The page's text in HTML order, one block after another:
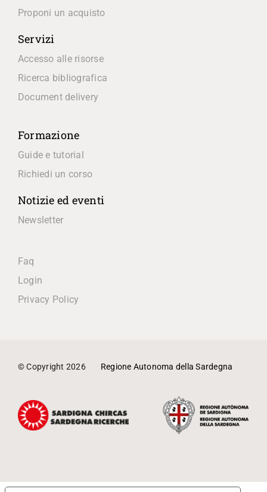
Proponi un acquisto
Servizi
Accesso alle risorse
Ricerca bibliografica
Document delivery
Formazione
Guide e tutorial
Richiedi un corso
Notizie ed eventi
Newsletter
Faq
Login
Privacy Policy
© Copyright 2026 Regione Autonoma della Sardegna